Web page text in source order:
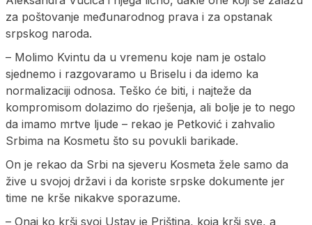
za poštovanje međunarodnog prava i za opstanak
srpskog naroda.
– Molimo Kvintu da u vremenu koje nam je ostalo
sjednemo i razgovaramo u Briselu i da idemo ka
normalizaciji odnosa. Teško će biti, i najteže da
kompromisom dolazimo do rješenja, ali bolje je to nego
da imamo mrtve ljude – rekao je Petković i zahvalio
Srbima na Kosmetu što su povukli barikade.
On je rekao da Srbi na sjeveru Kosmeta žele samo da
žive u svojoj državi i da koriste srpske dokumente jer
time ne krše nikakve sporazume.
– Onaj ko krši svoj Ustav je Priština, koja krši sve, a